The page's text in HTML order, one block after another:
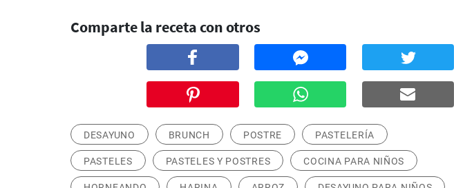
Comparte la receta con otros
DESAYUNO BRUNCH POSTRE PASTELERÍA
PASTELES PASTELES Y POSTRES COCINA PARA NIÑOS